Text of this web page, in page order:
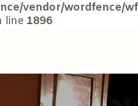
vendor/wordfence/wf
line 1896